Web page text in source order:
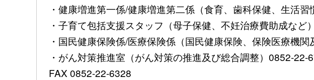
・健康増進第一係/健康増進第二係（食育、歯科保健、生活
・子育て包括支援スタッフ（母子保健、不妊治療費助成など
・国民健康保険係/医療保険係（国民健康保険、保険医療機
・がん対策推進室（がん対策の推進及び総合調整）0852-22-
FAX 0852-22-6328